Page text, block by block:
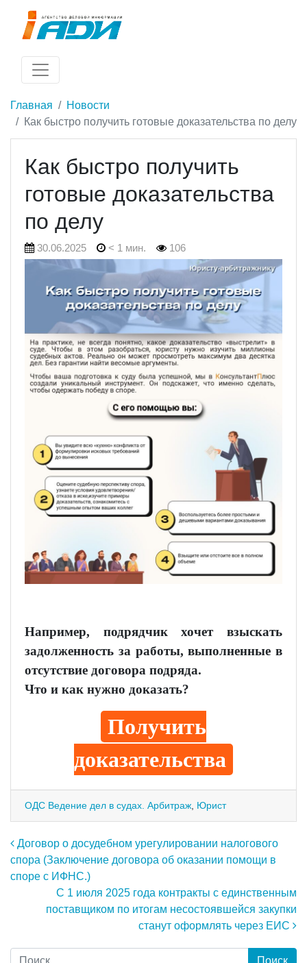
Главная
Новости
Как быстро получить готовые доказательства по делу
Как быстро получить
готовые доказательства
по делу
30.06.2025 < 1 мин. 106
Например, подрядчик хочет взыскать
задолженность за работы, выполненные в
отсутствие договора подряда.
Что и как нужно доказать?
Получить
доказательства
ОДС Ведение дел в судах. Арбитраж Юрист
Навигация по записям
Договор о досудебном урегулировании налогового
спора (Заключение договора об оказании помощи в
споре с ИФНС.)
С 1 июля 2025 года контракты с единственным
поставщиком по итогам несостоявшейся закупки
станут оформлять через ЕИС